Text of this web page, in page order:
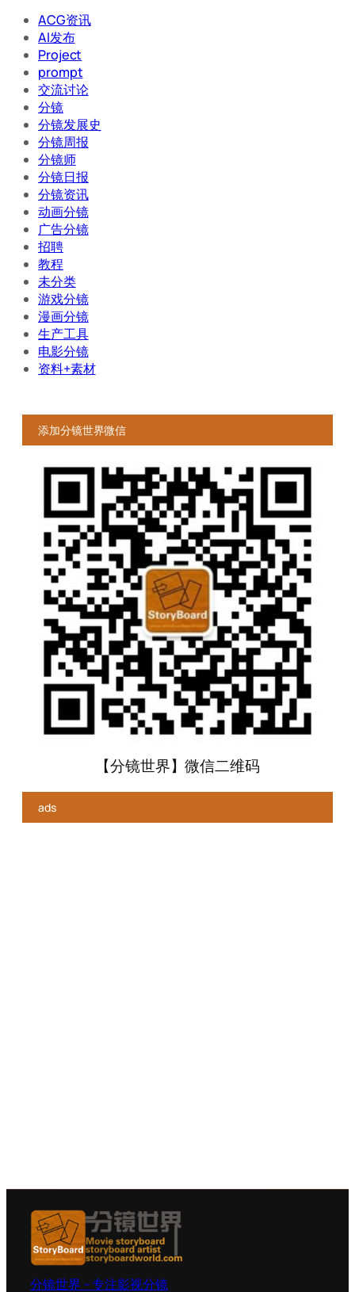
ACG资讯
AI发布
Project
prompt
交流讨论
分镜
分镜发展史
分镜周报
分镜师
分镜日报
分镜资讯
动画分镜
广告分镜
招聘
教程
未分类
游戏分镜
漫画分镜
生产工具
电影分镜
资料+素材
添加分镜世界微信
【分镜世界】微信二维码
ads
分镜世界 – 专注影视分镜